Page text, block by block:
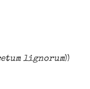
lignorum))